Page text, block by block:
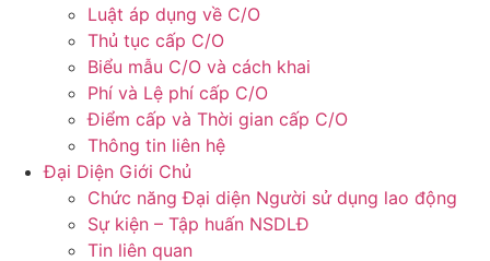
Luật áp dụng về C/O
Thủ tục cấp C/O
Biểu mẫu C/O và cách khai
Phí và Lệ phí cấp C/O
Điểm cấp và Thời gian cấp C/O
Thông tin liên hệ
Đại Diện Giới Chủ
Chức năng Đại diện Người sử dụng lao động
Sự kiện – Tập huấn NSDLĐ
Tin liên quan